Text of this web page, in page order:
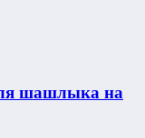
шашлыка на